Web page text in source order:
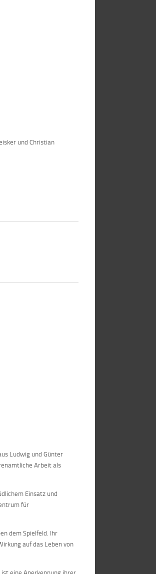
und Christian
Ludwig und Günter
Arbeit als
Einsatz und
für
dem Spielfeld. Ihr
auf das Leben von